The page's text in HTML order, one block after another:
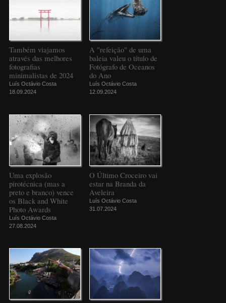
Também viajamos
através das melhores
fotografias
minimalistas de 2024
Luís Octávio Costa
18.09.2024
A "refeição" de uma
baleia valeu o título de
Fotógrafo de Oceanos
do Ano
Luís Octávio Costa
12.09.2024
Uma explosão
pirotécnica (mas a
preto e branco) vence
os Black and White
Photo Awards
Luís Octávio Costa
27.08.2024
O Último Croceiro vai
estar na Branda da
Aveleira
Luís Octávio Costa
31.07.2024